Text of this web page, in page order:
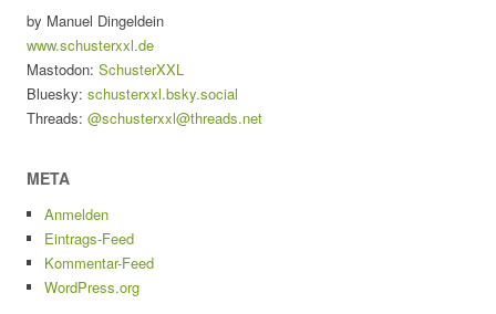
by Manuel Dingeldein
www.schusterxxl.de
Mastodon: SchusterXXL
Bluesky: schusterxxl.bsky.social
Threads: @schusterxxl@threads.net
META
Anmelden
Eintrags-Feed
Kommentar-Feed
WordPress.org